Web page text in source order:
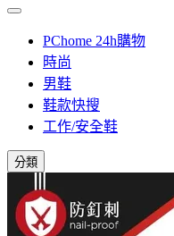
PChome 24h購物
時尚
男鞋
鞋款快搜
工作/安全鞋
分類